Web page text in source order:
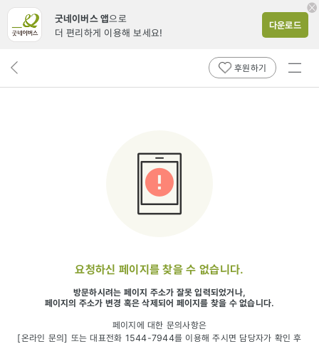
굿네이버스 앱으로
더 편리하게 이용해 보세요!
다운로드
뒤
후원하기
전체
요청하신 페이지를 찾을 수 없습니다.
방문하시려는 페이지 주소가 잘못 입력되었거나,
페이지의 주소가 변경 혹은 삭제되어 페이지를 찾을 수 없습니다.
페이지에 대한 문의사항은
[온라인 문의] 또는 대표전화 1544-7944를 이용해 주시면 담당자가 확인 후